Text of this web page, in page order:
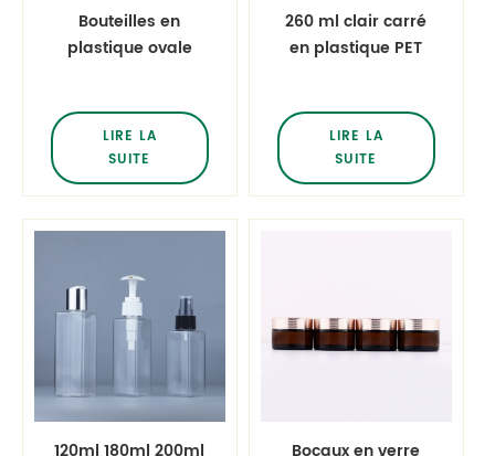
Bouteilles en
plastique ovale
cou
LIRE LA
SUITE
260 ml clair carré
en plastique PET
shampooing Lotion
Toner bouteilles
avec métallisé
LIRE LA
SUITE
120ml 180ml 200ml
Bocaux en verre